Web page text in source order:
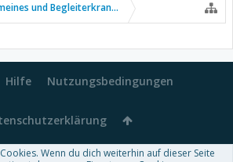
und Begleiterkrankungen
Hilfe Nutzungsbedingungen
Wenn du dich weiterhin auf dieser Seite